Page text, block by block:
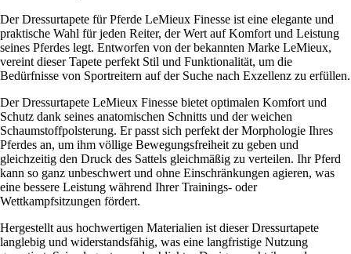
Der Dressurtapete für Pferde LeMieux Finesse ist eine elegante und
praktische Wahl für jeden Reiter, der Wert auf Komfort und Leistung
seines Pferdes legt. Entworfen von der bekannten Marke LeMieux,
vereint dieser Tapete perfekt Stil und Funktionalität, um die
Bedürfnisse von Sportreitern auf der Suche nach Exzellenz zu erfüllen.
Der Dressurtapete LeMieux Finesse bietet optimalen Komfort und
Schutz dank seines anatomischen Schnitts und der weichen
Schaumstoffpolsterung. Er passt sich perfekt der Morphologie Ihres
Pferdes an, um ihm völlige Bewegungsfreiheit zu geben und
gleichzeitig den Druck des Sattels gleichmäßig zu verteilen. Ihr Pferd
kann so ganz unbeschwert und ohne Einschränkungen agieren, was
eine bessere Leistung während Ihrer Trainings- oder
Wettkampfsitzungen fördert.
Hergestellt aus hochwertigen Materialien ist dieser Dressurtapete
langlebig und widerstandsfähig, was eine langfristige Nutzung